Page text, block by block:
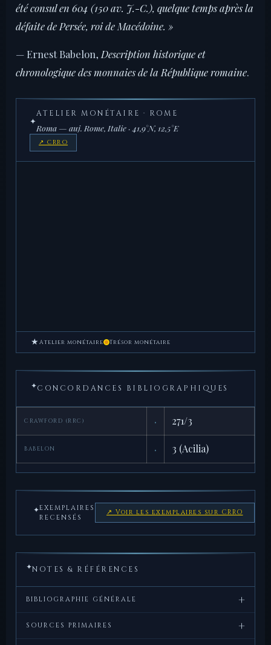
été consul en 604 (150 av. J.-C.), quelque temps après la
défaite de Persée, roi de Macédoine. »
— Ernest Babelon, Description historique et
chronologique des monnaies de la République romaine.
✦
ATELIER MONÉTAIRE · ROME
Roma — auj. Rome, Italie · 41,9°N, 12,5°E
↗ CRRO
★ Atelier monétaire Trésor monétaire
✦CONCORDANCES BIBLIOGRAPHIQUES
CRAWFORD (RRC) · 271/3
BABELON · 3 (Acilia)
✦EXEMPLAIRES
RECENSÉS
↗ Voir les exemplaires sur CRRO
✦NOTES & RÉFÉRENCES
BIBLIOGRAPHIE GÉNÉRALE +
Crawford,
M.H.,
Roman
Republican
University Press, 1974.
SOURCES PRIMAIRES +